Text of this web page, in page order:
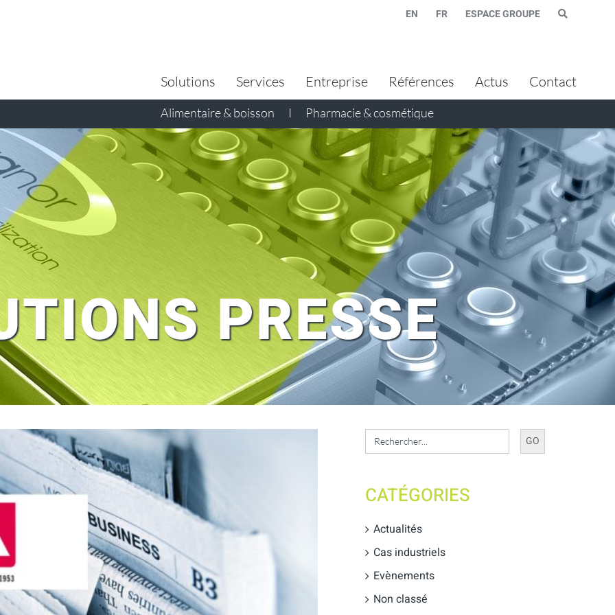
EN FR ESPACE GROUPE
Solutions
Alimentaire & boisson I Pharmacie & cosmétique
Services Entreprise Références Actus Contact
PRESSE
Search
for:
CATÉGORIES
Actualités
Cas industriels
Evènements
Non classé